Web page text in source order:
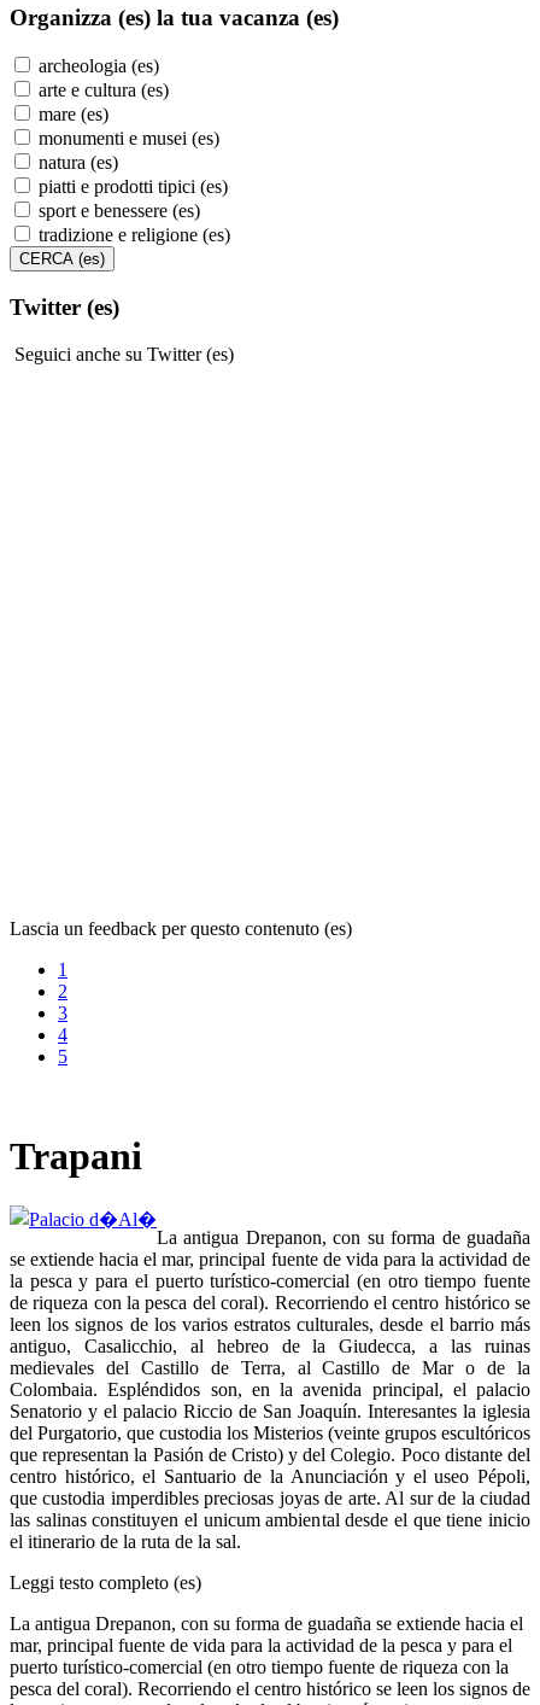
Organizza (es) la tua vacanza (es)
archeologia (es)
arte e cultura (es)
mare (es)
monumenti e musei (es)
natura (es)
piatti e prodotti tipici (es)
sport e benessere (es)
tradizione e religione (es)
Twitter (es)
Seguici anche su Twitter (es)
Lascia un feedback per questo contenuto (es)
1
2
3
4
5
Trapani
La antigua Drepanon, con su forma de guadaña
se extiende hacia el mar, principal fuente de vida para la actividad de
la pesca y para el puerto turístico-comercial (en otro tiempo fuente
de riqueza con la pesca del coral). Recorriendo el centro histórico se
leen los signos de los varios estratos culturales, desde el barrio más
antiguo, Casalicchio, al hebreo de la Giudecca, a las ruinas
medievales del Castillo de Terra, al Castillo de Mar o de la
Colombaia. Espléndidos son, en la avenida principal, el palacio
Senatorio y el palacio Riccio de San Joaquín. Interesantes la iglesia
del Purgatorio, que custodia los Misterios (veinte grupos escultóricos
que representan la Pasión de Cristo) y del Colegio. Poco distante del
centro histórico, el Santuario de la Anunciación y el useo Pépoli,
que custodia imperdibles preciosas joyas de arte. Al sur de la ciudad
las salinas constituyen el unicum ambiental desde el que tiene inicio
el itinerario de la ruta de la sal.
Leggi testo completo (es)
La antigua Drepanon, con su forma de guadaña se extiende hacia el
mar, principal fuente de vida para la actividad de la pesca y para el
puerto turístico-comercial (en otro tiempo fuente de riqueza con la
pesca del coral). Recorriendo el centro histórico se leen los signos de